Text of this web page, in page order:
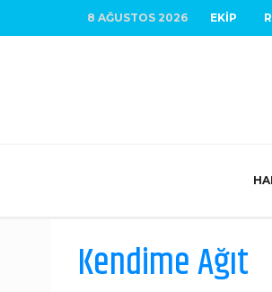
8 AĞUSTOS 2026 EKIP
Kendime Ağıt